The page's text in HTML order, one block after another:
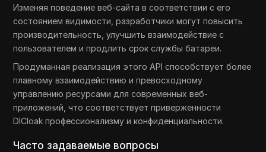
Изменяя поведение веб-сайта в соответствии с его
состоянием видимости, разработчики могут повысить
производительность, улучшить взаимодействие с
пользователем и продлить срок службы батареи.
Продуманная реализация этого API способствует более
плавному взаимодействию и превосходному
управлению ресурсами для современных веб-
приложений, что соответствует приверженности
DICloak профессионализму и конфиденциальности.
Часто задаваемые вопросы